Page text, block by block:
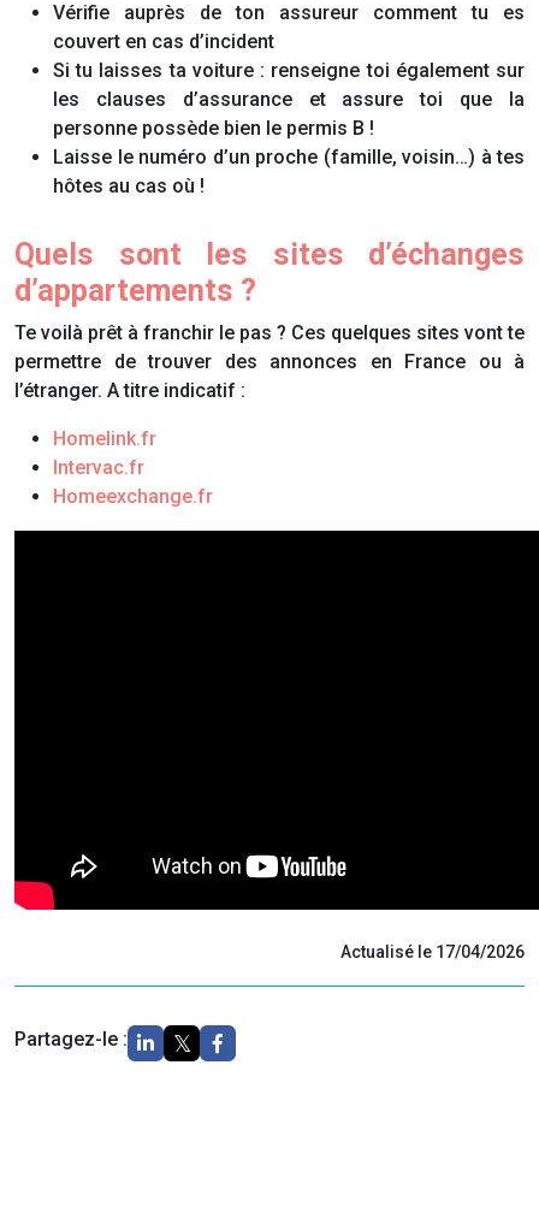
Vérifie auprès de ton assureur comment tu es
couvert en cas d’incident
Si tu laisses ta voiture : renseigne toi également sur
les clauses d’assurance et assure toi que la
personne possède bien le permis B !
Laisse le numéro d’un proche (famille, voisin…) à tes
hôtes au cas où !
Quels sont les sites d’échanges
d’appartements ?
Te voilà prêt à franchir le pas ? Ces quelques sites vont te
permettre de trouver des annonces en France ou à
l’étranger. A titre indicatif :
Homelink.fr
Intervac.fr
Homeexchange.fr
Actualisé le 17/04/2026
Partagez-le :